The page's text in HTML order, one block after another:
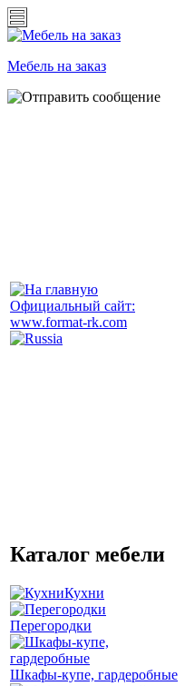
Мебель на заказ
Официальный сайт:
www.format-rk.com
Каталог мебели
Кухни
Перегородки
Шкафы-купе, гардеробные